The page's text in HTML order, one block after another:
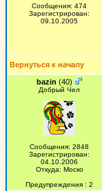
Сообщения: 474
Зарегистрирован:
09.10.2005
Вернуться к началу
bazin (40)
Добрый Чел
Сообщения: 2848
Зарегистрирован:
04.10.2006
Откуда: Моско
Предупреждения : 2